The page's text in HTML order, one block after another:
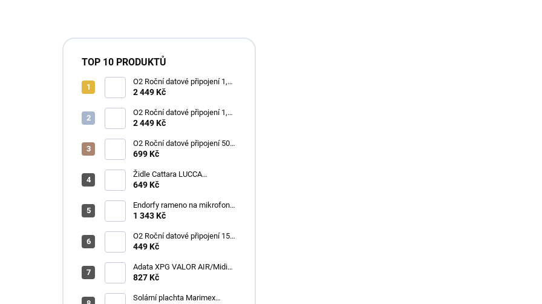
TOP 10 PRODUKTŮ
O2 Roční datové připojení 1,2
TB
2 449 Kč
O2 Roční datové připojení 1,2
TB
2 449 Kč
O2 Roční datové připojení 50
GB
699 Kč
Židle Cattara LUCCA
kempingová skládací modrá
649 Kč
Endorfy rameno na mikrofon
Broadcast Low Profile Boom
hlava / černý
1 343 Kč
O2 Roční datové připojení 15
GB
449 Kč
Adata XPG VALOR AIR/Midi
Tower/Transpar./Černá
827 Kč
Solární plachta Marimex